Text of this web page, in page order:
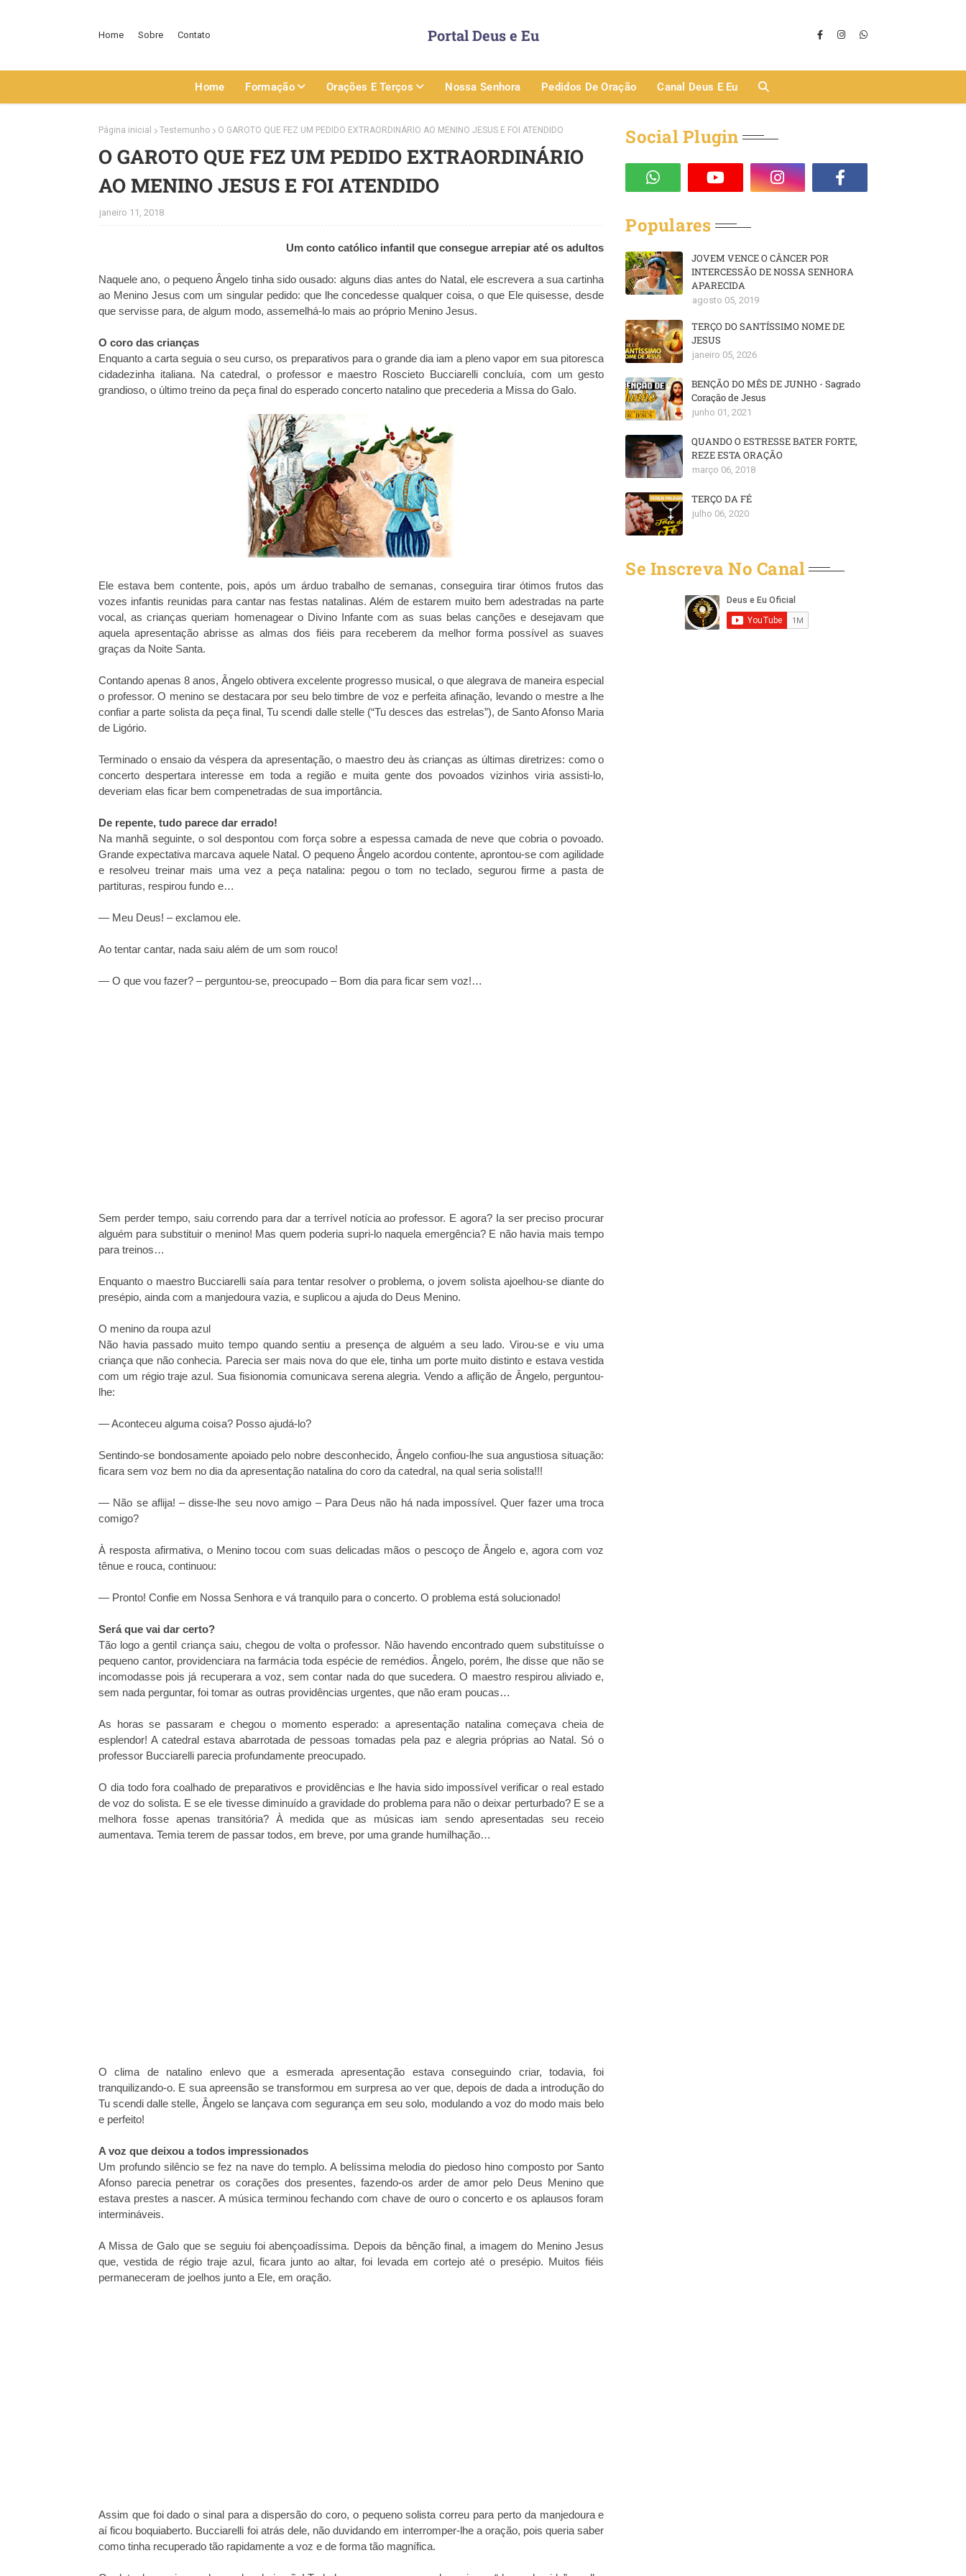
Home Sobre Contato Portal Deus e Eu
Home Formação Orações E Terços Nossa Senhora Pedidos De Oração Canal Deus E Eu
Página inicial Testemunho O GAROTO QUE FEZ UM PEDIDO EXTRAORDINÁRIO AO MENINO JESUS E FOI ATENDIDO
O GAROTO QUE FEZ UM PEDIDO EXTRAORDINÁRIO
AO MENINO JESUS E FOI ATENDIDO
janeiro 11, 2018
Um conto católico infantil que consegue arrepiar até os adultos
Naquele ano, o pequeno Ângelo tinha sido ousado: alguns dias antes do Natal, ele escrevera a sua cartinha
ao Menino Jesus com um singular pedido: que lhe concedesse qualquer coisa, o que Ele quisesse, desde
que servisse para, de algum modo, assemelhá-lo mais ao próprio Menino Jesus.
O coro das crianças
Enquanto a carta seguia o seu curso, os preparativos para o grande dia iam a pleno vapor em sua pitoresca
cidadezinha italiana. Na catedral, o professor e maestro Roscieto Bucciarelli concluía, com um gesto
grandioso, o último treino da peça final do esperado concerto natalino que precederia a Missa do Galo.
Ele estava bem contente, pois, após um árduo trabalho de semanas, conseguira tirar ótimos frutos das
vozes infantis reunidas para cantar nas festas natalinas. Além de estarem muito bem adestradas na parte
vocal, as crianças queriam homenagear o Divino Infante com as suas belas canções e desejavam que
aquela apresentação abrisse as almas dos fiéis para receberem da melhor forma possível as suaves
graças da Noite Santa.
Contando apenas 8 anos, Ângelo obtivera excelente progresso musical, o que alegrava de maneira especial
o professor. O menino se destacara por seu belo timbre de voz e perfeita afinação, levando o mestre a lhe
confiar a parte solista da peça final, Tu scendi dalle stelle (“Tu desces das estrelas”), de Santo Afonso Maria
de Ligório.
Terminado o ensaio da véspera da apresentação, o maestro deu às crianças as últimas diretrizes: como o
concerto despertara interesse em toda a região e muita gente dos povoados vizinhos viria assisti-lo,
deveriam elas ficar bem compenetradas de sua importância.
De repente, tudo parece dar errado!
Na manhã seguinte, o sol despontou com força sobre a espessa camada de neve que cobria o povoado.
Grande expectativa marcava aquele Natal. O pequeno Ângelo acordou contente, aprontou-se com agilidade
e resolveu treinar mais uma vez a peça natalina: pegou o tom no teclado, segurou firme a pasta de
partituras, respirou fundo e…
— Meu Deus! – exclamou ele.
Ao tentar cantar, nada saiu além de um som rouco!
— O que vou fazer? – perguntou-se, preocupado – Bom dia para ficar sem voz!…
Sem perder tempo, saiu correndo para dar a terrível notícia ao professor. E agora? Ia ser preciso procurar
alguém para substituir o menino! Mas quem poderia supri-lo naquela emergência? E não havia mais tempo
para treinos…
Enquanto o maestro Bucciarelli saía para tentar resolver o problema, o jovem solista ajoelhou-se diante do
presépio, ainda com a manjedoura vazia, e suplicou a ajuda do Deus Menino.
O menino da roupa azul
Não havia passado muito tempo quando sentiu a presença de alguém a seu lado. Virou-se e viu uma
criança que não conhecia. Parecia ser mais nova do que ele, tinha um porte muito distinto e estava vestida
com um régio traje azul. Sua fisionomia comunicava serena alegria. Vendo a aflição de Ângelo, perguntou-
lhe:
— Aconteceu alguma coisa? Posso ajudá-lo?
Sentindo-se bondosamente apoiado pelo nobre desconhecido, Ângelo confiou-lhe sua angustiosa situação:
ficara sem voz bem no dia da apresentação natalina do coro da catedral, na qual seria solista!!!
— Não se aflija! – disse-lhe seu novo amigo – Para Deus não há nada impossível. Quer fazer uma troca
comigo?
À resposta afirmativa, o Menino tocou com suas delicadas mãos o pescoço de Ângelo e, agora com voz
tênue e rouca, continuou:
— Pronto! Confie em Nossa Senhora e vá tranquilo para o concerto. O problema está solucionado!
Será que vai dar certo?
Tão logo a gentil criança saiu, chegou de volta o professor. Não havendo encontrado quem substituísse o
pequeno cantor, providenciara na farmácia toda espécie de remédios. Ângelo, porém, lhe disse que não se
incomodasse pois já recuperara a voz, sem contar nada do que sucedera. O maestro respirou aliviado e,
sem nada perguntar, foi tomar as outras providências urgentes, que não eram poucas…
As horas se passaram e chegou o momento esperado: a apresentação natalina começava cheia de
esplendor! A catedral estava abarrotada de pessoas tomadas pela paz e alegria próprias ao Natal. Só o
professor Bucciarelli parecia profundamente preocupado.
O dia todo fora coalhado de preparativos e providências e lhe havia sido impossível verificar o real estado
de voz do solista. E se ele tivesse diminuído a gravidade do problema para não o deixar perturbado? E se a
melhora fosse apenas transitória? À medida que as músicas iam sendo apresentadas seu receio
aumentava. Temia terem de passar todos, em breve, por uma grande humilhação…
O clima de natalino enlevo que a esmerada apresentação estava conseguindo criar, todavia, foi
tranquilizando-o. E sua apreensão se transformou em surpresa ao ver que, depois de dada a introdução do
Tu scendi dalle stelle, Ângelo se lançava com segurança em seu solo, modulando a voz do modo mais belo
e perfeito!
A voz que deixou a todos impressionados
Um profundo silêncio se fez na nave do templo. A belíssima melodia do piedoso hino composto por Santo
Afonso parecia penetrar os corações dos presentes, fazendo-os arder de amor pelo Deus Menino que
estava prestes a nascer. A música terminou fechando com chave de ouro o concerto e os aplausos foram
intermináveis.
A Missa de Galo que se seguiu foi abençoadíssima. Depois da bênção final, a imagem do Menino Jesus
que, vestida de régio traje azul, ficara junto ao altar, foi levada em cortejo até o presépio. Muitos fiéis
permaneceram de joelhos junto a Ele, em oração.
Assim que foi dado o sinal para a dispersão do coro, o pequeno solista correu para perto da manjedoura e
aí ficou boquiaberto. Bucciarelli foi atrás dele, não duvidando em interromper-lhe a oração, pois queria saber
como tinha recuperado tão rapidamente a voz e de forma tão magnífica.
Social Plugin
Populares
JOVEM VENCE O CÂNCER POR
INTERCESSÃO DE NOSSA SENHORA
APARECIDA
agosto 05, 2019
TERÇO DO SANTÍSSIMO NOME DE
JESUS
janeiro 05, 2026
BENÇÃO DO MÊS DE JUNHO - Sagrado
Coração de Jesus
junho 01, 2021
QUANDO O ESTRESSE BATER FORTE,
REZE ESTA ORAÇÃO
março 06, 2018
TERÇO DA FÉ
julho 06, 2020
Se Inscreva No Canal